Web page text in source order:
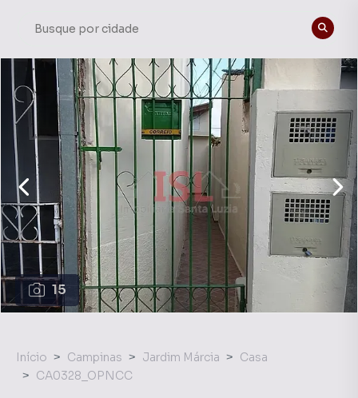
15
Início Campinas Jardim Márcia
Casa
CA0328_OPNCC